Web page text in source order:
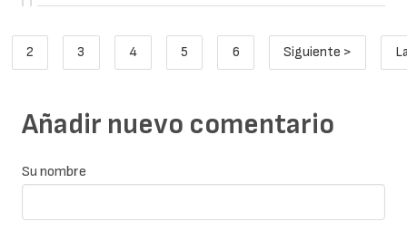
Paginación
actual
Page
2
Page
3
Page
4
Page
5
Page
6
Siguiente
Siguiente >
Añadir nuevo comentario
Su nombre